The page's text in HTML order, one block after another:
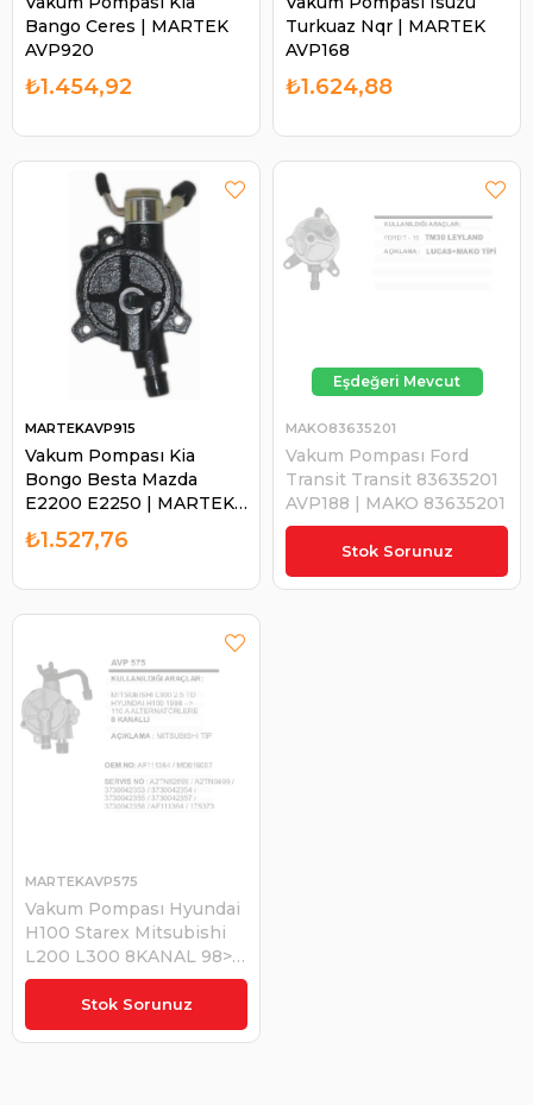
Bango Ceres | MARTEK
AVP920
₺1.454,92
Turkuaz Nqr | MARTEK
AVP168
₺1.624,88
Vakum Pompası Kia
Bongo Besta Mazda
E2200 E2250 | MARTEK
AVP915
MARTEKAVP915
₺1.527,76 Stok Sorunuz
Vakum Pompası Ford
Transit Transit 83635201
AVP188 | MAKO 83635201
MAKO83635201
₺4.400,00
Stok Sorunuz
Vakum Pompası Hyundai
H100 Starex Mitsubishi
L200 L300 8KANAL 98> |
MARTEK AVP575
MARTEKAVP575
₺1.313,04